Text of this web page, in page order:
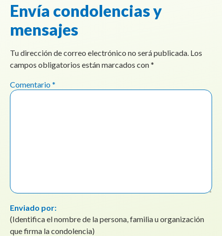
Envía condolencias y
mensajes
Tu dirección de correo electrónico no será publicada. Los
campos obligatorios están marcados con*
Comentario*
Enviado por:
(Identifica el nombre de la persona, familia u organización
que firma la condolencia)